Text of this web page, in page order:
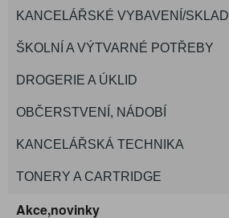
KANCELÁŘSKÉ VYBAVENÍ/SKLAD
ŠKOLNÍ A VÝTVARNÉ POTŘEBY
DROGERIE A ÚKLID
OBČERSTVENÍ, NÁDOBÍ
KANCELÁŘSKÁ TECHNIKA
TONERY A CARTRIDGE
Akce,novinky